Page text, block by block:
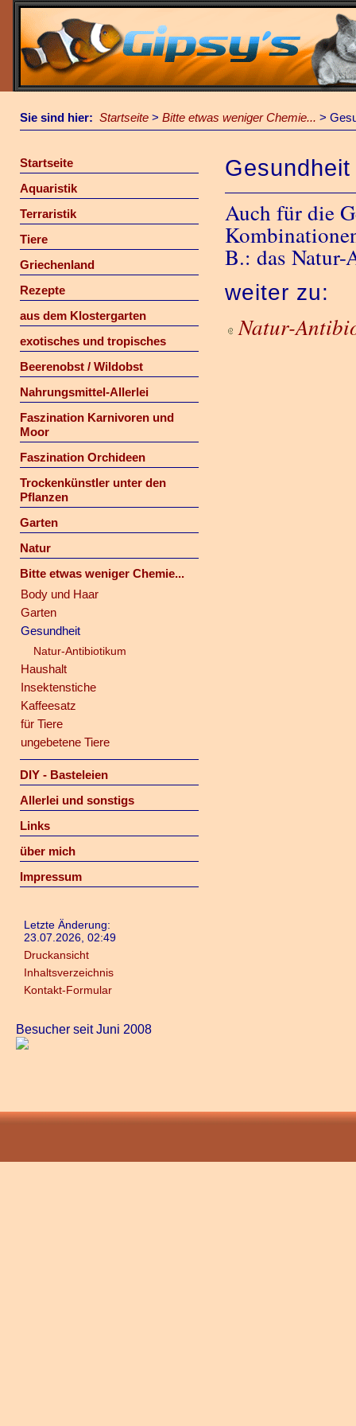
Sie sind hier: Startseite > Bitte etwas weniger Chemie... >
Startseite
Aquaristik
Terraristik
Tiere
Griechenland
Rezepte
aus dem Klostergarten
exotisches und tropisches
Beerenobst / Wildobst
Nahrungsmittel-Allerlei
Faszination Karnivoren und
Moor
Faszination Orchideen
Trockenkünstler unter den
Pflanzen
Garten
Natur
Bitte etwas weniger Chemie...
Body und Haar
Garten
Gesundheit
Natur-Antibiotikum
Haushalt
Insektenstiche
Kaffeesatz
für Tiere
ungebetene Tiere
DIY - Basteleien
Allerlei und sonstigs
Links
über mich
Impressum
Letzte Änderung:
23.07.2026, 02:49
Druckansicht
Inhaltsverzeichnis
Kontakt-Formular
Besucher seit Juni 2008
Gesundheit
Auch für die
B.: das
weiter zu:
Natur-